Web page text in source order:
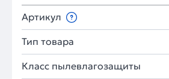
Артикул
Тип товара
Класс пылевлагозащиты